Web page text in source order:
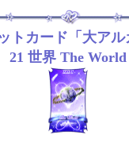
トカード「大アル
21 世界 The World